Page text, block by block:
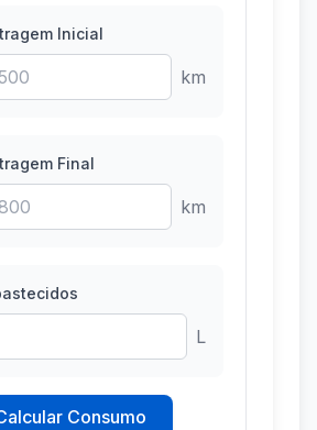
Inicial
km
Final
km
L
Consumo